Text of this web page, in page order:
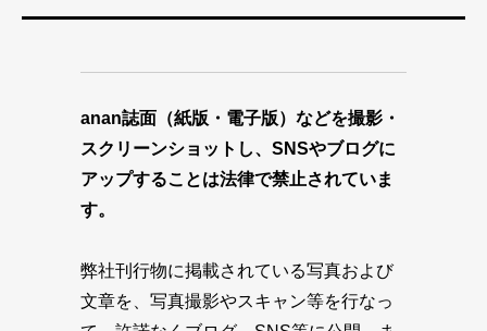
anan誌面（紙版・電子版）などを撮影・
スクリーンショットし、SNSやブログに
アップすることは法律で禁止されていま
す。
弊社刊行物に掲載されている写真および
文章を、写真撮影やスキャン等を行なっ